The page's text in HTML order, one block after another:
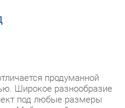
под любые размеры
Мебель этой серии
удобна, проста и
покрытие материалов
мелких сколов и